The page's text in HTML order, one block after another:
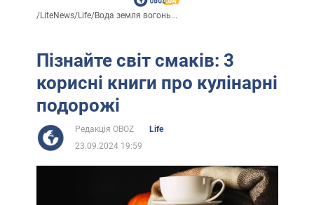
/LiteNews/Life/Вода земля вогонь...
Пізнайте світ смаків: 3
корисні книги про кулінарні
подорожі
Редакція OBOZ
Life
23.09.2024 19:59